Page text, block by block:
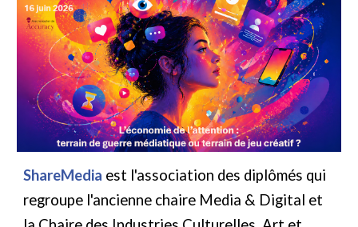
ShareMedia est l'association des diplômés qui
regroupe l'ancienne chaire Media & Digital et